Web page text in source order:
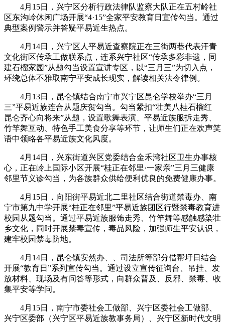
4月15日，兴宁区分析行政法律队监察大队正在五村岭社
区东沟岭休闲广场开展“4·15”全家平安教育日宣传勾当。通过
典型案例警示并答疑平易近生热点。
4月14日，兴宁区人平易近查察院正在三街两巷代表汗青
文化街区传承工做联系点，连系兴宁社区“传承多彩非遗，同
建石榴家园”从题勾当设置宣讲专区，以“三月三”为切入点，
环绕总体不雅取南宁平安成长现实，解读相关法令律例。
4月13日，昆仑镇结合南宁市兴宁区昆仑学校举办“三月
三”平易近族连合从题庆贺勾当。勾当紧扣“壮美八桂石榴红
昆仑齐心向将来”从题，设置歌舞表演、平易近族服拆走秀、
竹竿舞互动、特色手工美食分享等环节，让师生们正在欢声笑
语中领略各平易近族文化风度。
4月14日，兴东街道兴区党委结合金禾湾社区卫生办事核
心，正在岭上国际小区开展“桂正在邻里·一家亲”三月三健康
邻里节义诊勾当，为各族群众供给便利优良的免费健康办事。
4月15日，向阳街平易近北二里社区结合街道禁毒办、南
宁市第九中学开展“桂正在邻里”平易近族团区行暨禁毒教育进
校园从题勾当。通过平易近族服饰走秀、竹竿舞等感触感染壮
乡文化，同时开展禁毒宣传，毒品风险，加强师生平安认识，
建牢校园禁毒防地。
4月14日，昆仑镇安然办、、司法所等部分借帮圩日结合
开展“教育日”系列宣传勾当。通过设立宣传征询台、吊挂、发
放材料、现场及有问答等形式，向群众普及、反邪、禁毒、收
集平安等学问。
4月15日，南宁市委社会工做部、兴宁区委社会工做部、
兴宁区委部（兴宁区平易近族教事务局）、兴宁区新时代文明